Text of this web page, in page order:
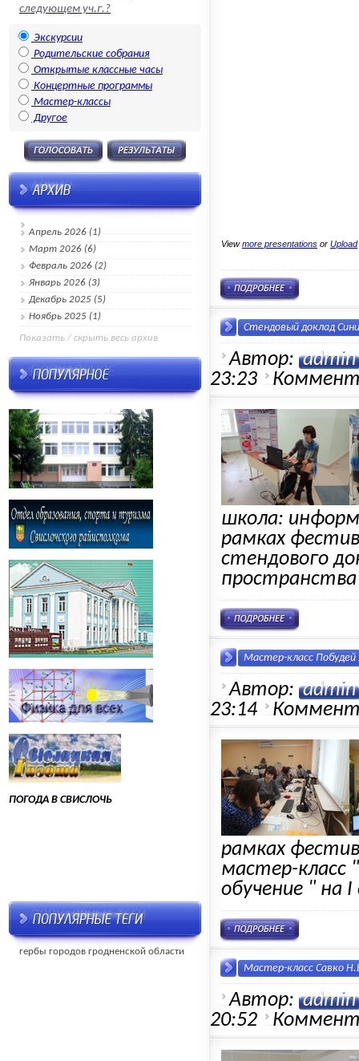
следующем уч.г.?
Экскурсии
Родительские собрания
Открытые классные часы
Концертные программы
Мастер-классы
Другое
Апрель 2026 (1)
Март 2026 (6)
Февраль 2026 (2)
Январь 2026 (3)
Декабрь 2025 (5)
Ноябрь 2025 (1)
Показать / скрыть весь архив
ПОГОДА В СВИСЛОЧЬ
гербы городов гродненской области
Viewmore presentations or Upload
Стендовый доклад
Автор: admin
23:23
школа:
рамках
стендового
Мастер-класс
Автор: admin
23:14
рамках
мастер-класс
обучение " на
Мастер-класс Савко
Автор: admin
20:52